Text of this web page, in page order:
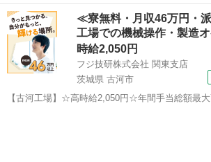
各段ごとに直接冷凍できるシステムになってい
冷凍出来る、使いやすい冷凍庫です♪
千葉 千葉市 東千葉駅 キッチン家電
≪寮無料・月収46万円・
工場での機械操作・製造
時給2,050円
フジ技研株式会社 関東支店
茨城県 古河市
【古河工場】☆高時給2,050円☆年間手当総額最